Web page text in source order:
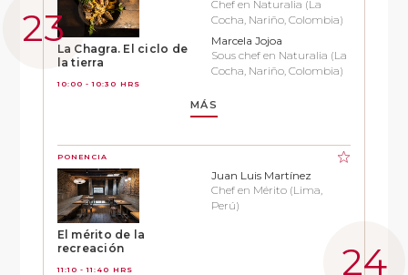
La Chagra. El ciclo de
la tierra
10:00 - 10:30 HRS
Chef en Naturalia (La
Cocha, Nariño, Colombia)
Marcela Jojoa
Sous chef en Naturalia (La
Cocha, Nariño, Colombia)
MÁS
PONENCIA
El mérito de la
recreación
11:10 - 11:40 HRS
Juan Luis Martínez
Chef en Mérito (Lima,
Perú)